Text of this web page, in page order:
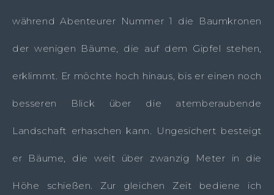
während Abenteurer Nummer 1 die Baumkronen
der wenigen Bäume, die auf dem Gipfel stehen,
erklimmt. Er möchte hoch hinaus, bis er einen noch
besseren Blick über die atemberaubende
Landschaft erhaschen kann. Ungesichert besteigt
er Bäume, die weit über zwanzig Meter in die
Höhe schießen. Zur gleichen Zeit bediene ich